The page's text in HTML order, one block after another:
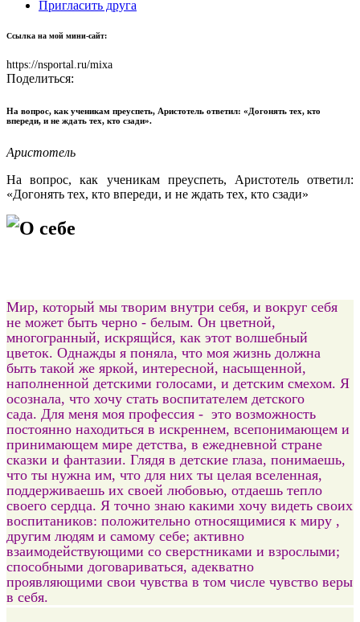
Пригласить друга
Ссылка на мой мини-сайт:
https://nsportal.ru/mixa
Поделиться:
На вопрос, как ученикам преуспеть, Аристотель ответил: «Догонять тех, кто
впереди, и не ждать тех, кто сзади».
Аристотель
На вопрос, как ученикам преуспеть, Аристотель ответил:
«Догонять тех, кто впереди, и не ждать тех, кто сзади»
О себе
Мир, который мы творим внутри себя, и вокруг себя
не может быть черно - белым. Он цветной,
многогранный, искрящйся, как этот волшебный
цветок. Однажды я поняла, что моя жизнь должна
быть такой же яркой, интересной, насыщенной,
наполненной детскими голосами, и детским смехом. Я
осознала, что хочу стать воспитателем детского
сада. Для меня моя профессия - это возможность
постоянно находиться в искреннем, всепонимающем и
принимающем мире детства, в ежедневной стране
сказки и фантазии. Глядя в детские глаза, понимаешь,
что ты нужна им, что для них ты целая вселенная,
поддерживаешь их своей любовью, отдаешь тепло
своего сердца. Я точно знаю какими хочу видеть своих
воспитаников: положительно относящимися к миру ,
другим людям и самому себе; активно
взаимодействующими со сверстниками и взрослыми;
способными договариваться, адекватно
проявляющими свои чувства в том числе чувство веры
в себя.